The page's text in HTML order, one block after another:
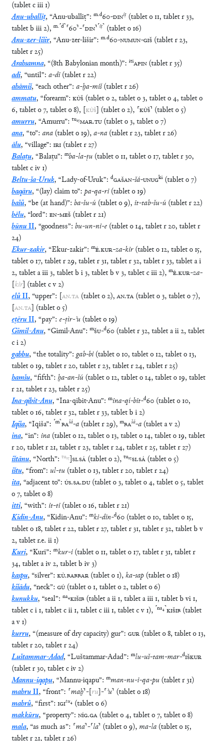
(tabletciii 1)
Anu-uballiṭ, “Anu-uballiṭ”: m.d60-DINiṭ (tableto 11,tabletr33,
tabletbiii2), m.⸢d⸣ ⸢60⸣-⸢DIN⸣⸢iṭ⸣ (tableto 16)
Anu-zer-lišir, “Anu-zer-lišir”: m.d60-NUMUN-GIŠ (tabletr23,
tabletr25)
Arahsamna, “(8th Babylonian month)”: itiAPIN (tabletr35)
adi, “until”: a-di(tabletr22)
ahāmiš, “each other”: a-ḫa-miš(tabletr26)
ammatu, “forearm”: KÙŠ (tableto2,tableto3,tableto4,tableto
6,tableto7,tableto8), [KÙŠ] (tableto2), ⸢KÙŠ⸣ (tableto 5)
amurru, “Amurru”: tu₁₅MAR.TU(tableto3,tableto7)
ana, “to”: ana (tableto 19),a-na (tabletr23,tabletr26)
ālu, “village”: IRI (tabletr27)
Balaṭu, “Balaṭu”: mba-la-ṭu (tableto 11,tableto 17,tabletr30,
tabletciv 1)
Beltu-ša-Uruk, “Lady-of-Uruk”: dGAŠAN-šá-UNUGki (tableto7)
baqāru, “(lay) claim to”: pa-qa-ri(tableto 19)
bašû, “be (at hand)”: ba-šu-ú (tableto9), it-tab-šu-ú (tabletr22)
bēlu, “lord”: EN-MEŠ (tabletr21)
būnuII, “goodness”: bu-un-ni-e (tableto 14,tabletr20,tabletr
24)
Ekur-zakir, “Ekur-zakir”: mÉ.KUR-za-kir(tableto 12,tableto 15,
tableto 17,tabletr29,tabletr31,tabletr32,tabletr33,tabletai
2,tabletaiii3,tabletbi3,tabletbv3,tabletciii2), mÉ.KUR-za-
[kir] (tabletcv2)
elûII, “upper”: [AN.TA (tableto2),AN.TA (tableto3,tableto7),
[AN.TA] (tableto 5)
eṭēruII, “pay”: e-ṭìr-ʾu (tableto 19)
Gimil-Anu, “Gimil-Anu”: mŠU-d60 (tabletr32,tabletaii2,tablet
ci2)
gabbu, “the totality”:gab-bi(tableto 10,tableto 12,tableto 13,
tableto 19,tabletr20,tabletr23,tabletr24,tabletr25)
hamšu, “fifth”: ḫa-an-šú (tableto 12,tableto 14,tableto 19,tablet
r21,tabletr23,tabletr25)
Ina-qibit-Anu, “Ina-qibit-Anu”: mina-qí-bit-d60 (tableto 10,
tableto 16,tabletr32,tabletr33,tabletbi2)
Iqiša, “Iqiša”: ⸢m⸣BAšá-a (tabletr29), mBAšá-a (tabletav2)
ina, “in”: ina (tableto 12,tableto 13,tableto 14,tableto 19,tablet
r20,tabletr21,tabletr23,tabletr24,tabletr25,tabletr27)
ištānu, “North”: tu₁₅]SI.SÁ (tableto2), tu₁₅SI.SÁ (tableto 5)
ištu, “from”: ul-tu (tableto 13,tabletr20,tabletr24)
ita, “adjacent to”: ÚS.SA.DU(tableto3,tableto4,tableto 5,tablet
o7,tableto8)
itti, “with”: it-ti(tableto 16,tabletr21)
Kidin-Anu, “Kidin-Anu”: mki-din-d60 (tableto 10,tableto 15,
tableto 18,tabletr22,tabletr27,tabletr31,tabletr32,tabletbv
2,tabletr.e. ii 1)
Kuri, “Kuri”: mkur-i(tableto 11,tableto 17,tabletr31,tabletr
34,tabletaiv2,tabletbiv3)
kaspu, “silver”: KÙ.BABBAR (tableto 1),ka-sap (tableto 18)
kišādu, “neck”: GÚ(tableto 1,tableto2,tableto6)
kunukku, “seal”: na₄KIŠIB (tabletaii 1,tabletaiii 1,tabletbvi 1,
tabletci 1,tabletcii 1,tabletciii 1,tabletcv 1), ⸢na₄⸣KIŠIB (tablet
av 1)
kurru, “(measure of dry capacity) gur”: GUR (tableto8,tableto 13,
tabletr20,tabletr24)
Luštammar-Adad, “Luštammar-Adad”: mlu-uš-tam-mar-dIŠKUR
(tabletr30,tabletciv2)
Mannu-iqapu, “Mannu-iqapu”: mman-nu-i-qa-pu (tabletr31)
mahruII, “front”: ⸢maḫ⸣-[ru]-⸢ʾu⸣ (tableto 18)
mahrû, “first”: IGItu₄ (tableto6)
makkūru, “property”: NÍG.GA (tableto4,tableto7,tableto8)
mala, “as much as”: ⸢ma⸣-⸢la⸣ (tableto9), ma-la (tableto 15,
tabletr21,tabletr26)